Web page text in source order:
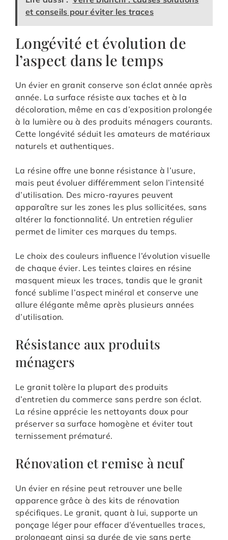
et conseils pour éviter les traces
Longévité et évolution de
l’aspect dans le temps
Un évier en granit conserve son éclat année après
année. La surface résiste aux taches et à la
décoloration, même en cas d’exposition prolongée
à la lumière ou à des produits ménagers courants.
Cette longévité séduit les amateurs de matériaux
naturels et authentiques.
La résine offre une bonne résistance à l’usure,
mais peut évoluer différemment selon l’intensité
d’utilisation. Des micro-rayures peuvent
apparaître sur les zones les plus sollicitées, sans
altérer la fonctionnalité. Un entretien régulier
permet de limiter ces marques du temps.
Le choix des couleurs influence l’évolution visuelle
de chaque évier. Les teintes claires en résine
masquent mieux les traces, tandis que le granit
foncé sublime l’aspect minéral et conserve une
allure élégante même après plusieurs années
d’utilisation.
Résistance aux produits
ménagers
Le granit tolère la plupart des produits
d’entretien du commerce sans perdre son éclat.
La résine apprécie les nettoyants doux pour
préserver sa surface homogène et éviter tout
ternissement prématuré.
Rénovation et remise à neuf
Un évier en résine peut retrouver une belle
apparence grâce à des kits de rénovation
spécifiques. Le granit, quant à lui, supporte un
ponçage léger pour effacer d’éventuelles traces,
prolongeant ainsi sa durée de vie sans perte